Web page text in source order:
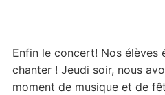
Enfin le concert! Nos élèves
chanter ! Jeudi soir, nous
moment de musique et de